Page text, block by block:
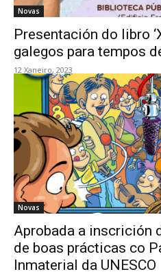
Novas
Presentación do libro
galegos para tempos
12 Xaneiro, 2023
Novas
Aprobada a inscrición
de boas prácticas co
Inmaterial da UNESCO